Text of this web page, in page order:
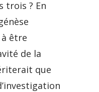
trois ? En
être
de la
que